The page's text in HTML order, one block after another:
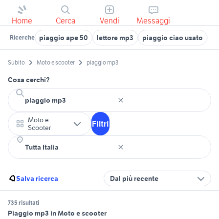
Home Cerca Vendi Messaggi
Ricerche piaggio ape 50 lettore mp3 piaggio ciao usato
Subito Moto e scooter piaggio mp3
Cosa cerchi?
Moto e
Scooter
Filtri
Salva ricerca Dal più recente
735 risultati
Piaggio mp3 in Moto e scooter